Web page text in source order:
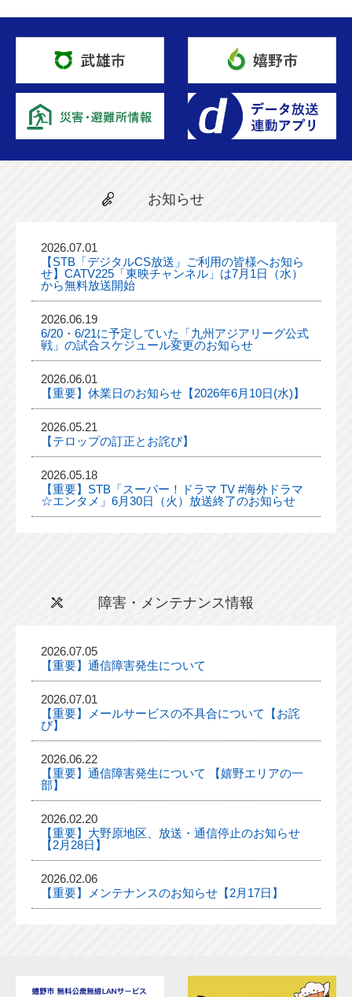
お知らせ
2026.07.01
【STB「デジタルCS放送」ご利用の皆様へお知ら
せ】CATV225「東映チャンネル」は7月1日（水）
から無料放送開始
2026.06.19
6/20・6/21に予定していた「九州アジアリーグ公式
戦」の試合スケジュール変更のお知らせ
2026.06.01
【重要】休業日のお知らせ【2026年6月10日(水)】
2026.05.21
【テロップの訂正とお詫び】
2026.05.18
【重要】STB「スーパー！ドラマ TV #海外ドラマ
☆エンタメ」6月30日（火）放送終了のお知らせ
障害・メンテナンス情報
2026.07.05
【重要】通信障害発生について
2026.07.01
【重要】メールサービスの不具合について【お詫
び】
2026.06.22
【重要】通信障害発生について 【嬉野エリアの一
部】
2026.02.20
【重要】大野原地区、放送・通信停止のお知らせ
【2月28日】
2026.02.06
【重要】メンテナンスのお知らせ【2月17日】